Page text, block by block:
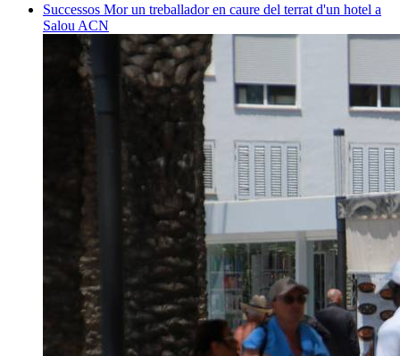
Successos Mor un treballador en caure del terrat d'un hotel a
Salou ACN